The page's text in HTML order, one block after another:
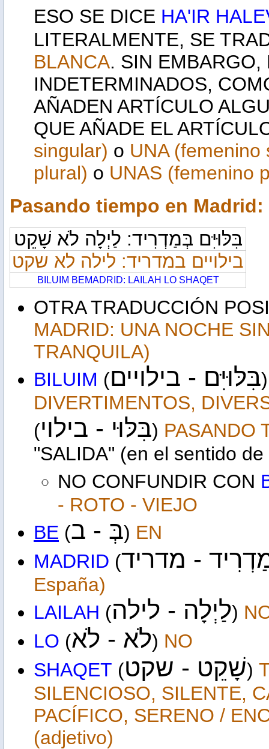
ESO SE DICE HA'IR
LITERALMENTE, SE
BLANCA. SIN EMBARGO,
INDETERMINADOS,
AÑADEN ARTÍCULO
QUE AÑADE EL
singular) o UNA (femenino
plural) o UNAS (femenino
Pasando tiempo en
בִּלּוּיִּם בְּמַדְרִיד: לַיְלָה לֹא שָׁקֵט
בילויים במדריד: לילה לא שקט
BILUIM BEMADRID: LAILAH LO SHAQET
OTRA TRADUCCIÓN
MADRID: UNA NOCHE
TRANQUILA)
BILUIM (בִּלּוּיִּם - בילויים
DIVERTIMENTOS,
(בִּלּוּי - בילוי) PASANDO
"SALIDA" (en el sentido
NO CONFUNDIR CON
- ROTO - VIEJO
BE ( בְּ - ב ) EN
MADRID ( - מדריד
España)
LAILAH (לַיְלָה - לילה)
LO ( לֹא - לֹא ) NO
SHAQET (שָׁקֵט - שקט)
SILENCIOSO, SILENTE,
PACÍFICO, SERENO /
(adjetivo)